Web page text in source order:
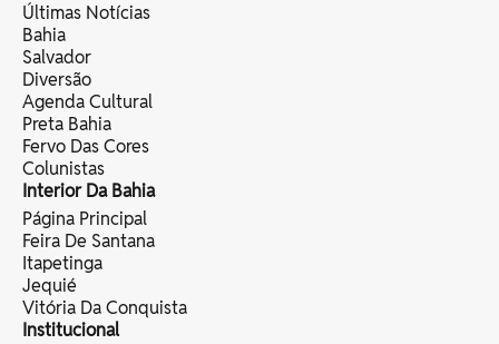
Últimas Notícias
Bahia
Salvador
Diversão
Agenda Cultural
Preta Bahia
Fervo Das Cores
Colunistas
Interior Da Bahia
Página Principal
Feira De Santana
Itapetinga
Jequié
Vitória Da Conquista
Institucional